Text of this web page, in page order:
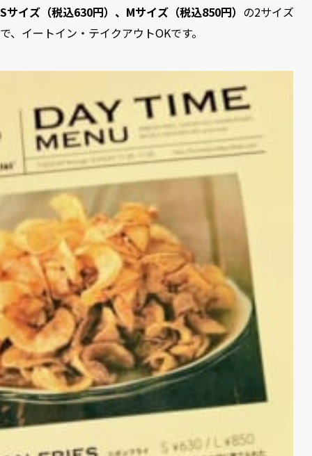
Sサイズ（税込630円）、Mサイズ（税込850円） の2サイズ
で、イートイン・テイクアウトOKです。